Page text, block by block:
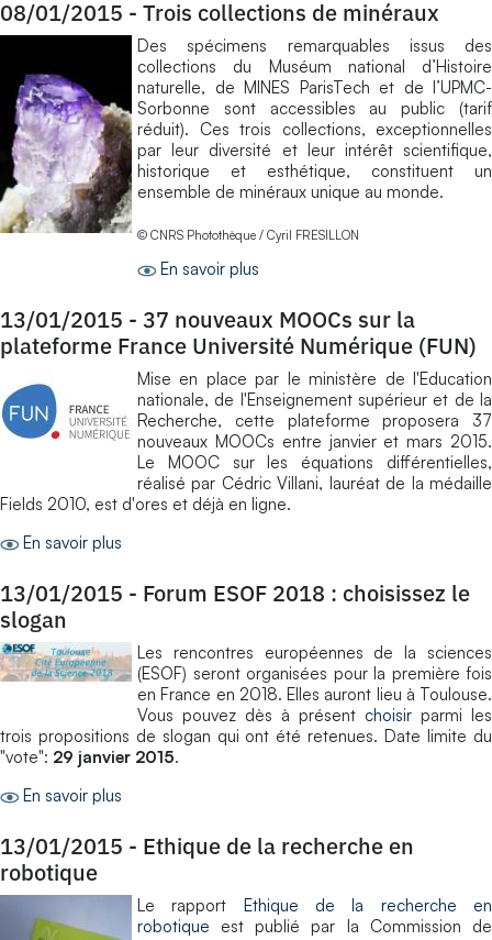
08/01/2015 - Trois collections de minéraux
Des spécimens remarquables issus des
collections du Muséum national d’Histoire
naturelle, de MINES ParisTech et de l’UPMC-
Sorbonne sont accessibles au public (tarif
réduit). Ces trois collections, exceptionnelles
par leur diversité et leur intérêt scientifique,
historique et esthétique, constituent un
ensemble de minéraux unique au monde.
© CNRS Photothèque / Cyril FRESILLON
En savoir plus
13/01/2015 - 37 nouveaux MOOCs sur la
plateforme France Université Numérique (FUN)
Mise en place par le ministère de l'Education
nationale, de l'Enseignement supérieur et de la
Recherche, cette plateforme proposera 37
nouveaux MOOCs entre janvier et mars 2015.
Le MOOC sur les équations différentielles,
réalisé par Cédric Villani, lauréat de la médaille
Fields 2010, est d'ores et déjà en ligne.
En savoir plus
13/01/2015 - Forum ESOF 2018 : choisissez le
slogan
Les rencontres européennes de la sciences
(ESOF) seront organisées pour la première fois
en France en 2018. Elles auront lieu à Toulouse.
Vous pouvez dès à présent choisir parmi les
trois propositions de slogan qui ont été retenues. Date limite du
"vote": 29 janvier 2015.
En savoir plus
13/01/2015 - Ethique de la recherche en
robotique
Le rapport Ethique de la recherche en
robotique est publié par la Commission de